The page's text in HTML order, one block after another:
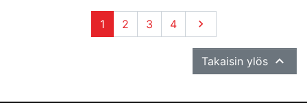
1 2 3 4 Seuraava

Takaisin ylös 